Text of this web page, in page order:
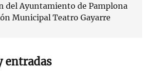
del Ayuntamiento de Pamplona
Municipal Teatro Gayarre
entradas